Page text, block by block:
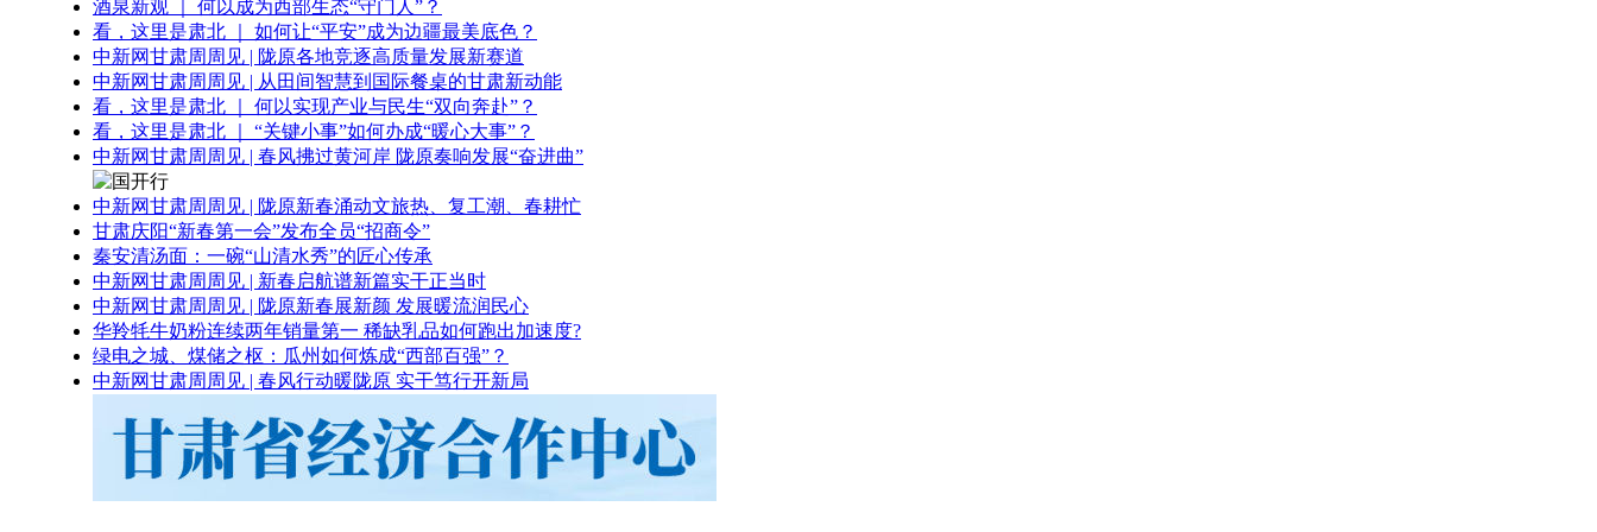
酒泉新观 ｜ 何以成为西部生态“守门人”？
看，这里是肃北 ｜ 如何让“平安”成为边疆最美底色？
中新网甘肃周周见 | 陇原各地竞逐高质量发展新赛道
中新网甘肃周周见 | 从田间智慧到国际餐桌的甘肃新动能
看，这里是肃北 ｜ 何以实现产业与民生“双向奔赴”？
看，这里是肃北 ｜ “关键小事”如何办成“暖心大事”？
中新网甘肃周周见 | 春风拂过黄河岸 陇原奏响发展“奋进曲”
中新网甘肃周周见 | 陇原新春涌动文旅热、复工潮、春耕忙
甘肃庆阳“新春第一会”发布全员“招商令”
秦安清汤面：一碗“山清水秀”的匠心传承
中新网甘肃周周见 | 新春启航谱新篇实干正当时
中新网甘肃周周见 | 陇原新春展新颜 发展暖流润民心
华羚牦牛奶粉连续两年销量第一 稀缺乳品如何跑出加速度?
绿电之城、煤储之枢：瓜州如何炼成“西部百强”？
中新网甘肃周周见 | 春风行动暖陇原 实干笃行开新局